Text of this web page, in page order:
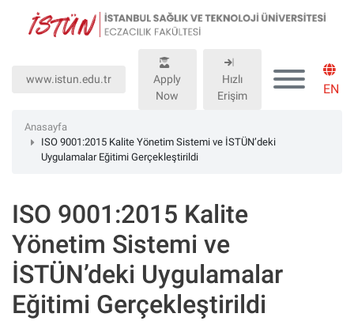
dikkat:
sitesinde,
destekleyen
"Nagish
bulunur.
www.istun.edu.tr
Apply
Now
Hızlı
Erişim
EN
Anasayfa
ISO 9001:2015 Kalite Yönetim Sistemi ve İSTÜN’deki
Uygulamalar Eğitimi Gerçekleştirildi
ISO 9001:2015 Kalite
Yönetim Sistemi ve
İSTÜN’deki Uygulamalar
Eğitimi Gerçekleştirildi